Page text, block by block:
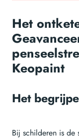
Het
Keopaint
Het
Bij schilderen is de